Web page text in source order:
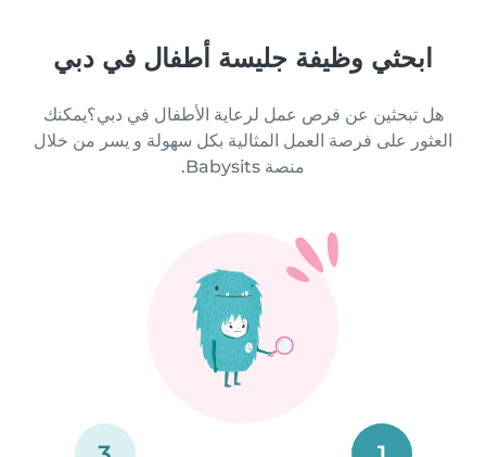
ابحثي وظيفة جليسة أطفال في دبي
هل تبحثين عن فرص عمل لرعاية الأطفال في دبي؟يمكنك
العثور على فرصة العمل المثالية بكل سهولة و يسر من خلال
منصة Babysits.